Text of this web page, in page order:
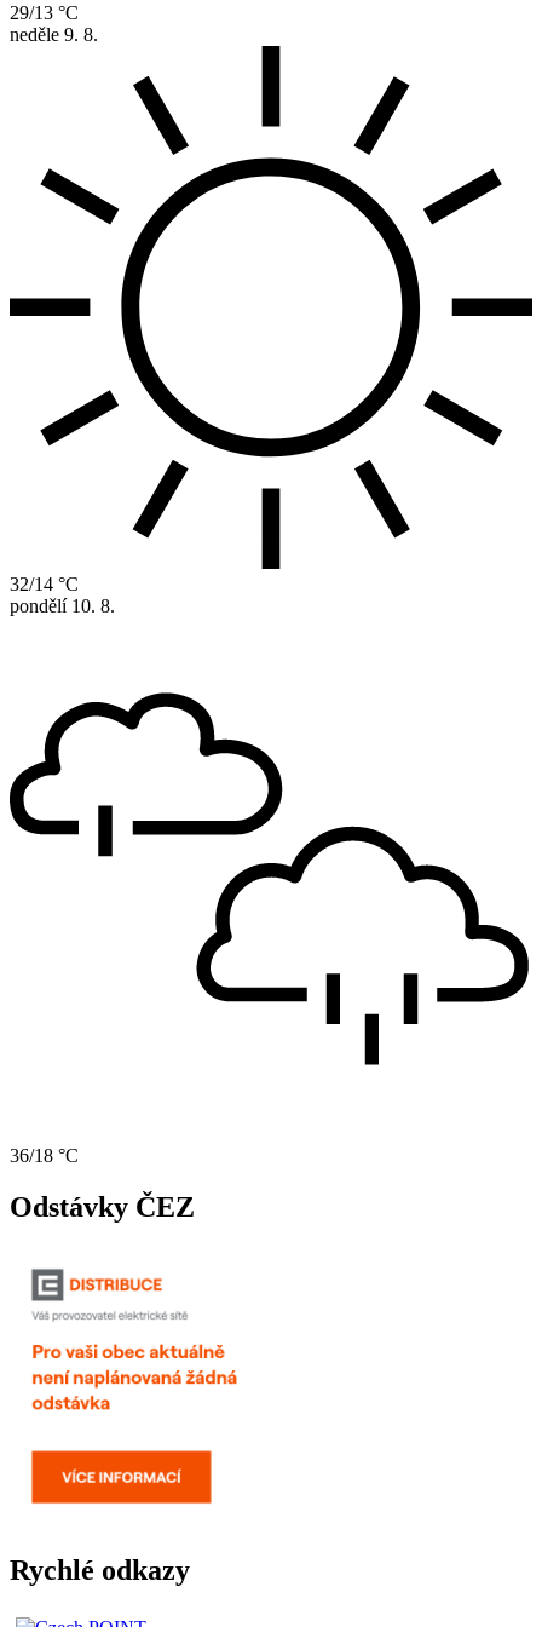
29/13 °C
neděle 9. 8.
32/14 °C
pondělí 10. 8.
36/18 °C
Odstávky ČEZ
Rychlé odkazy